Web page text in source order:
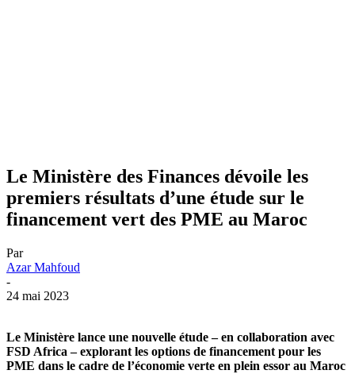
Le Ministère des Finances dévoile les
premiers résultats d’une étude sur le
financement vert des PME au Maroc
Par
Azar Mahfoud
-
24 mai 2023
Le Ministère lance une nouvelle étude – en collaboration avec
FSD Africa – explorant les options de financement pour les
PME dans le cadre de l’économie verte en plein essor au Maroc